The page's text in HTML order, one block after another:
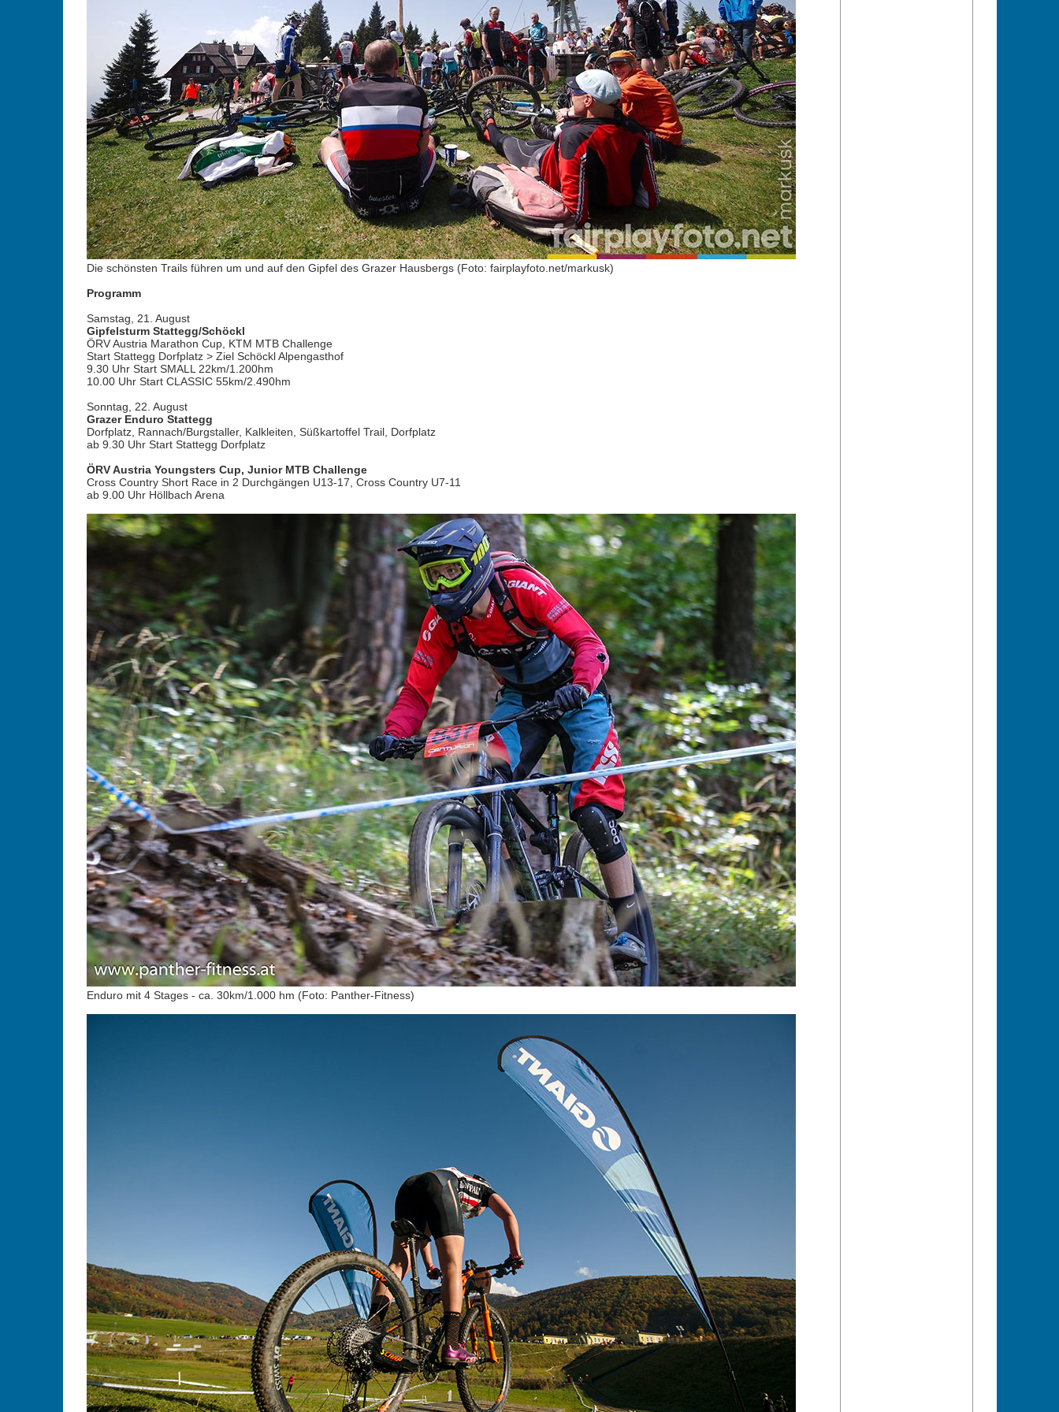
Die schönsten Trails führen um und auf den Gipfel des Grazer Hausbergs (Foto: fairplayfoto.net/markusk)
Programm
Samstag, 21. August
Gipfelsturm Stattegg/Schöckl
ÖRV Austria Marathon Cup, KTM MTB Challenge
Start Stattegg Dorfplatz > Ziel Schöckl Alpengasthof
9.30 Uhr Start SMALL 22km/1.200hm
10.00 Uhr Start CLASSIC 55km/2.490hm
Sonntag, 22. August
Grazer Enduro Stattegg
Dorfplatz, Rannach/Burgstaller, Kalkleiten, Süßkartoffel Trail, Dorfplatz
ab 9.30 Uhr Start Stattegg Dorfplatz
ÖRV Austria Youngsters Cup, Junior MTB Challenge
Cross Country Short Race in 2 Durchgängen U13-17, Cross Country U7-11
ab 9.00 Uhr Höllbach Arena
Enduro mit 4 Stages - ca. 30km/1.000 hm (Foto: Panther-Fitness)